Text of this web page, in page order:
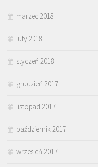
marzec 2018
luty 2018
styczeń 2018
grudzień 2017
listopad 2017
październik 2017
wrzesień 2017